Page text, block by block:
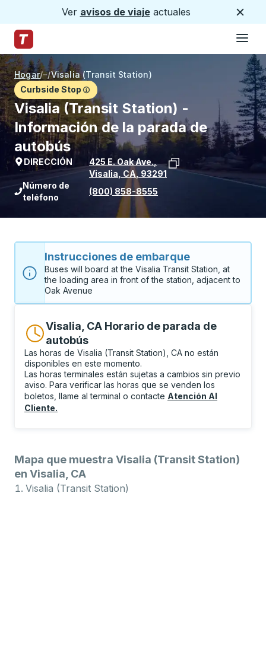
Ver avisos de viajeactuales
Página de inicio de Trailways
Hogar/ /Visalia (Transit Station)
Curbside Stop
Visalia (Transit Station) -
Información de la parada de
autobús
DIRECCIÓN 425 E. Oak Ave.,
Visalia CA, 93291
Ver la ubicación de la parada en
Número de
teléfono
(800) 858-8555
Instrucciones de embarque
Buses will board at the Visalia Transit Station, at
the loading area in front of the station, adjacent to
Oak Avenue
Visalia, CA Horario de parada de
autobús
Las horas de Visalia (Transit Station), CA no están
disponibles en este momento.
Las horas terminales están sujetas a cambios sin previo
aviso. Para verificar las horas que se venden los
boletos, llame al terminal o contacte Atención Al
Cliente.
Mapa que muestra Visalia (Transit Station)
en Visalia, CA
Visalia (Transit Station)